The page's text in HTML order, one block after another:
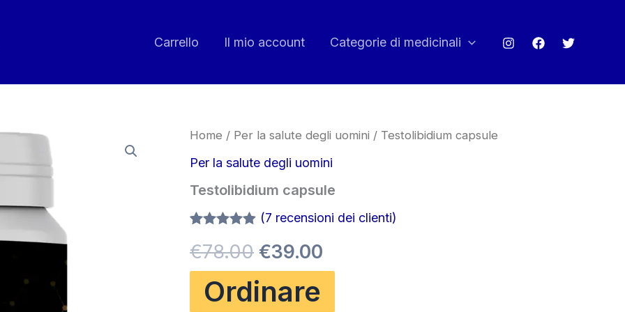
Carrello Il mio account Categorie di medicinali
Home / Per la salute degli uomini / Testolibidium capsule
Per la salute degli uomini
Testolibidium capsule
4.83su 5
su base
di
recensioni
(7 recensioni dei clienti)
€78.00 Il
prezzo
€39.00
Ordinare